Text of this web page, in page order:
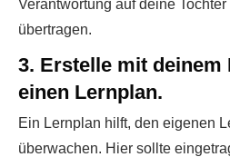
Verantwortung auf deine
übertragen.
3. Erstelle mit deinem
einen Lernplan.
Ein Lernplan hilft, den eigenen
überwachen. Hier sollte